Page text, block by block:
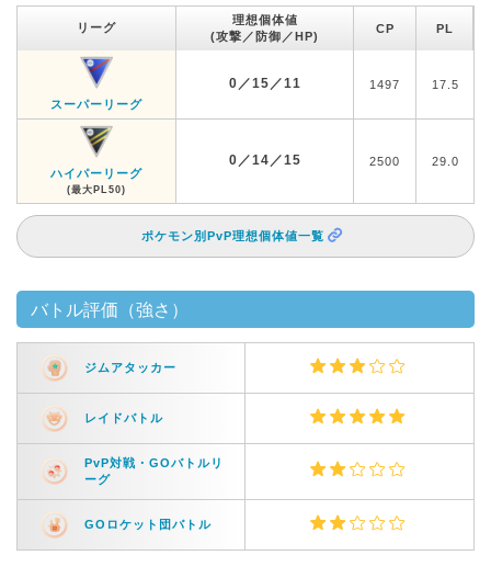
リーグ
理想個体値
(攻撃／防御／HP)
CP PL
スーパーリーグ
0／15／11 1497 17.5
ハイパーリーグ
(最大PL50)
0／14／15 2500 29.0
ポケモン別PvP理想個体値一覧
バトル評価（強さ）
ジムアタッカー
レイドバトル
PvP対戦・GOバトルリ
ーグ
GOロケット団バトル